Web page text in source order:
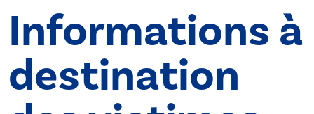
Informations à
destination